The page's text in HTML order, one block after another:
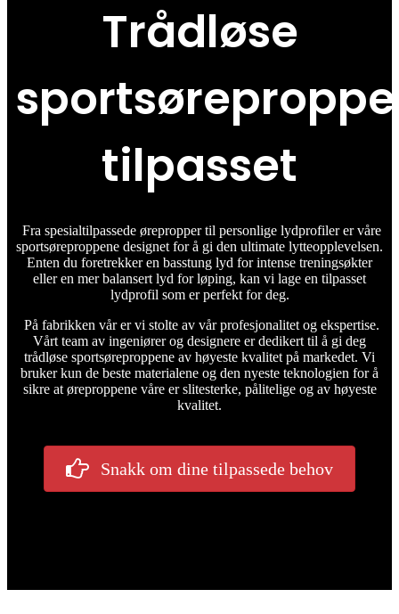
Trådløse
tilpasset
Fra spesialtilpassede ørepropper til personlige lydprofiler er våre
sportsøreproppene designet for å gi den ultimate lytteopplevelsen.
Enten du foretrekker en basstung lyd for intense treningsøkter
eller en mer balansert lyd for løping, kan vi lage en tilpasset
lydprofil som er perfekt for deg.
På fabrikken vår er vi stolte av vår profesjonalitet og ekspertise.
Vårt team av ingeniører og designere er dedikert til å gi deg
trådløse sportsøreproppene av høyeste kvalitet på markedet. Vi
bruker kun de beste materialene og den nyeste teknologien for å
sikre at øreproppene våre er slitesterke, pålitelige og av høyeste
kvalitet.
Snakk om dine tilpassede behov